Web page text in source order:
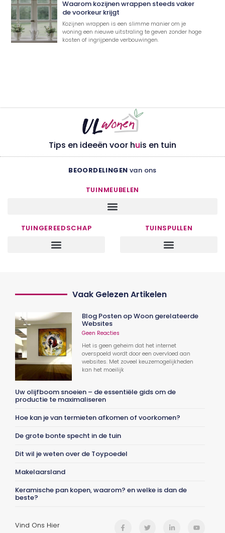
Waarom kozijnen wrappen steeds vaker
de voorkeur krijgt
Kozijnen wrappen is een slimme manier om je
woning een nieuwe uitstraling te geven zonder hoge
kosten of ingrijpende verbouwingen.
Tips en ideeën voor huis en tuin
BEOORDELINGEN van ons
TUINMEUBELEN
TUINGEREEDSCHAP TUINSPULLEN
Vaak Gelezen Artikelen
Blog Posten op Woon gerelateerde
Websites
Geen Reacties
Het is geen geheim dat het internet
overspoeld wordt door een overvloed aan
websites. Met zoveel keuzemogelijkheden
kan het moeilijk
Uw olijfboom snoeien – de essentiële gids om de
productie te maximaliseren
Hoe kan je van termieten afkomen of voorkomen?
De grote bonte specht in de tuin
Dit wil je weten over de Toypoedel
Makelaarsland
Keramische pan kopen, waarom? en welke is dan de
beste?
Vind Ons Hier